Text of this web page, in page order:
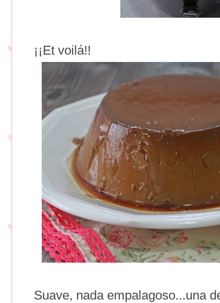
¡¡Et voilá!!
Suave, nada empalagoso...una